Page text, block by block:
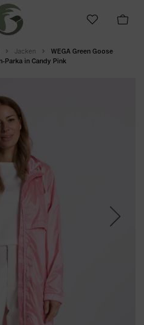
Jacken
WEGA Green Goose
Parka in Candy Pink
Next